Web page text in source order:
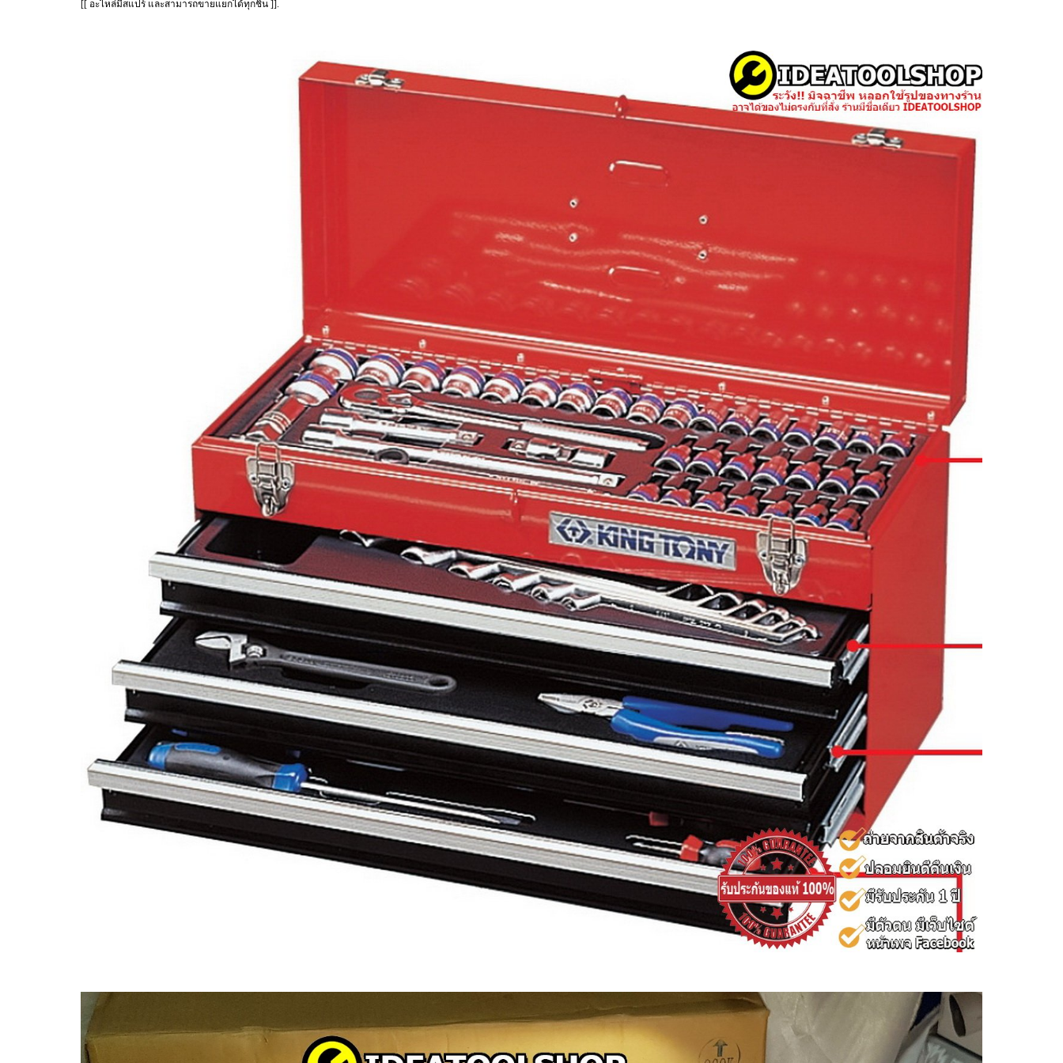
[[ อะไหล่มีสแปร์ และสามารถขายแยกได้ทุกชิ้น ]].